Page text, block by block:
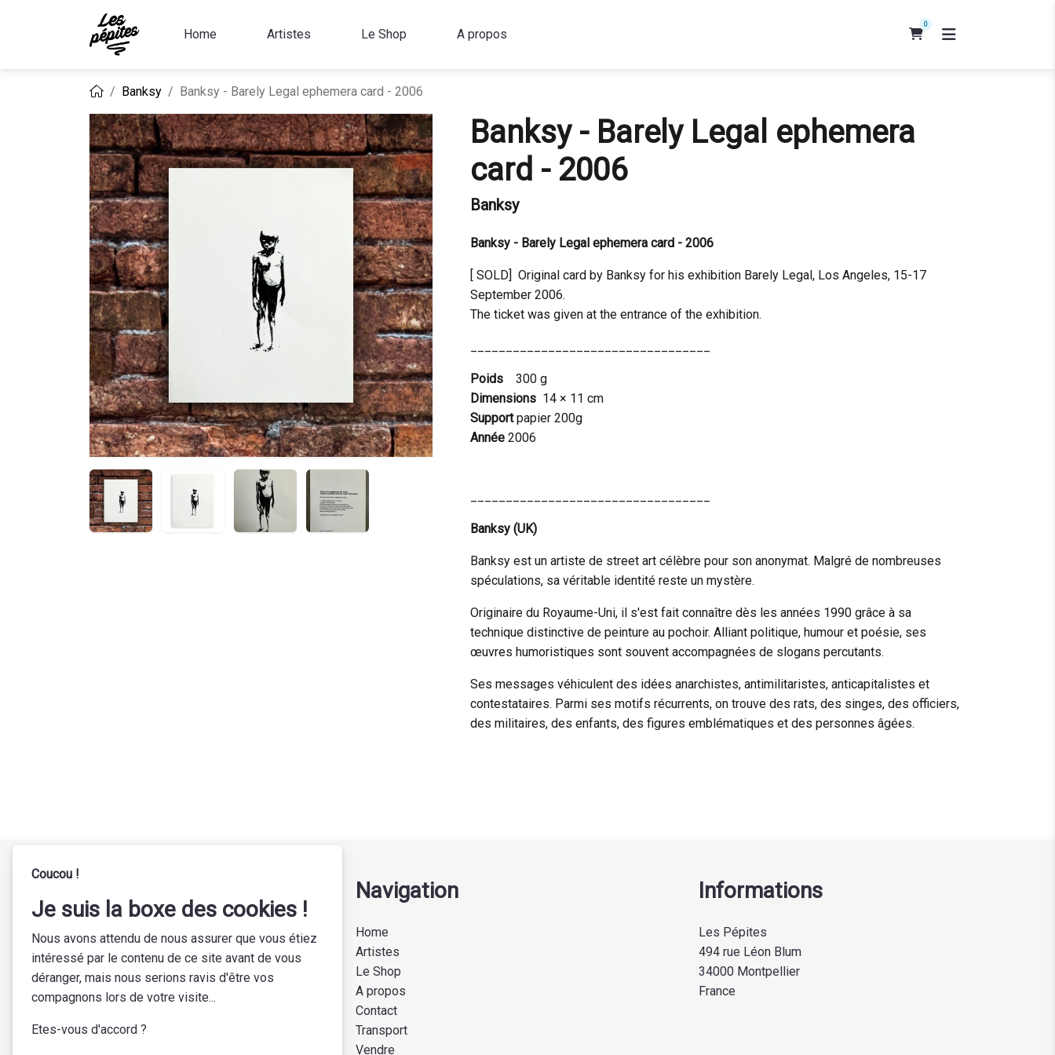
Home Artistes Le Shop A propos
0
Banksy Banksy - Barely Legal ephemera card - 2006
Banksy - Barely Legal ephemera
card - 2006
Banksy
Banksy - Barely Legal ephemera card - 2006
[ SOLD] Original card by Banksy for his exhibition Barely Legal, Los Angeles, 15-17
September 2006.
The ticket was given at the entrance of the exhibition.
Poids 300 g
Dimensions 14 × 11 cm
Supportpapier 200g
Année 2006
Banksy (UK)
Banksy est un artiste de street art célèbre pour son anonymat. Malgré de nombreuses
spéculations, sa véritable identité reste un mystère.
Originaire du Royaume-Uni, il s'est fait connaître dès les années 1990 grâce à sa
technique distinctive de peinture au pochoir. Alliant politique, humour et poésie, ses
œuvres humoristiques sont souvent accompagnées de slogans percutants.
Ses messages véhiculent des idées anarchistes, antimilitaristes, anticapitalistes et
contestataires. Parmi ses motifs récurrents, on trouve des rats, des singes, des officiers,
des militaires, des enfants, des figures emblématiques et des personnes âgées.
Nous découvrons et
sélectionnons des pépites, des
oeuvres sublimes & rares.
Navigation
Home
Artistes
Le Shop
A propos
Contact
Transport
Vendre
Informations
Les Pépites
494 rue Léon Blum
34000 Montpellier
France
Coucou !
Je suis la boxe des cookies !
Nous avons attendu de nous assurer que vous étiez
intéressé par le contenu de ce site avant de vous
déranger, mais nous serions ravis d'être vos
compagnons lors de votre visite...
Etes-vous d'accord ?